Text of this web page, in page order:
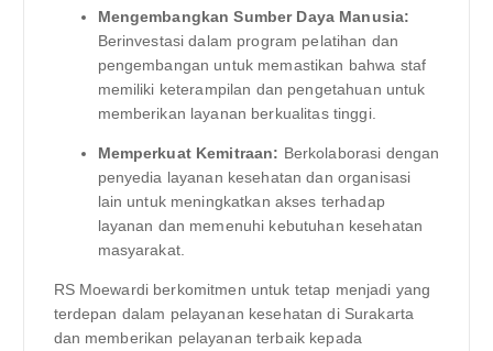
Mengembangkan Sumber Daya Manusia:
Berinvestasi dalam program pelatihan dan
pengembangan untuk memastikan bahwa staf
memiliki keterampilan dan pengetahuan untuk
memberikan layanan berkualitas tinggi.
Memperkuat Kemitraan: Berkolaborasi dengan
penyedia layanan kesehatan dan organisasi
lain untuk meningkatkan akses terhadap
layanan dan memenuhi kebutuhan kesehatan
masyarakat.
RS Moewardi berkomitmen untuk tetap menjadi yang
terdepan dalam pelayanan kesehatan di Surakarta
dan memberikan pelayanan terbaik kepada